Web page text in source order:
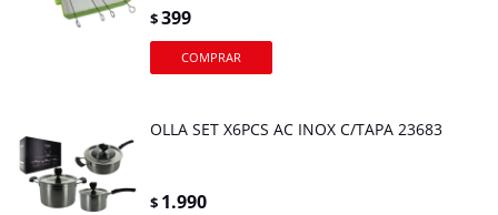
$399
OLLA SET X6PCS AC INOX C/TAPA 23683
$ 1.990